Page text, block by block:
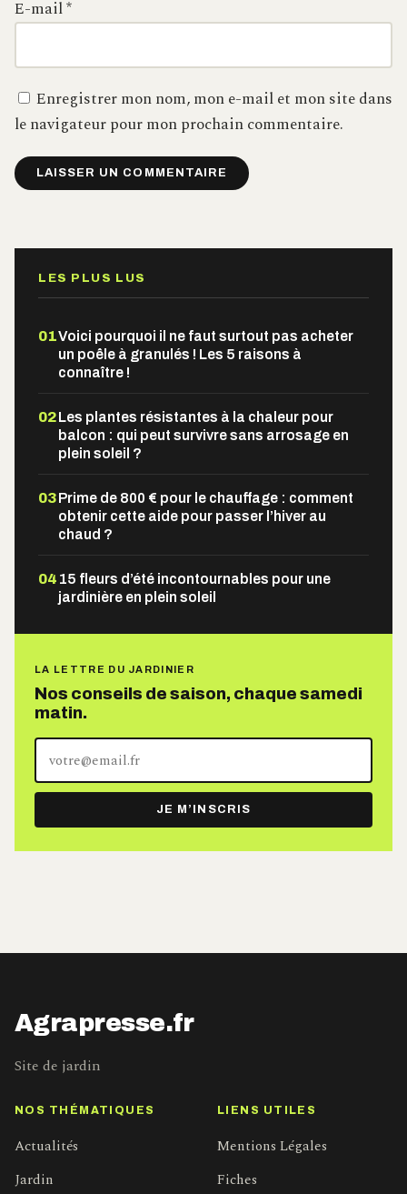
E-mail*
Enregistrer mon nom, mon e-mail et mon site dans
le navigateur pour mon prochain commentaire.
LES PLUS LUS
01Voici pourquoi il ne faut surtout pas acheter
un poêle à granulés ! Les 5 raisons à
connaître !
02Les plantes résistantes à la chaleur pour
balcon : qui peut survivre sans arrosage en
plein soleil ?
03Prime de 800 € pour le chauffage : comment
obtenir cette aide pour passer l’hiver au
chaud ?
04 15 fleurs d’été incontournables pour une
jardinière en plein soleil
LA LETTRE DU JARDINIER
Nos conseils de saison, chaque samedi
matin.
adresse
e-
mail
JE M’INSCRIS
Agrapresse.fr
Site de jardin
NOS THÉMATIQUES
Actualités
Jardin
LIENS UTILES
Mentions Légales
Fiches